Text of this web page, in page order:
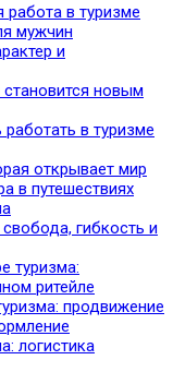
в туризме
мужчин
и
новым
работать в туризме
открывает мир
в путешествиях
гибкость и
туризма:
ритейле
продвижение
логистика